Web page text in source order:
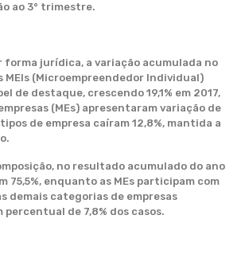
ao 3° trimestre.
forma jurídica, a variação acumulada no
MEIs (Microempreendedor Individual)
de destaque, crescendo 19,1% em 2017,
(MEs) apresentaram variação de
de empresa caíram 12,8%, mantida a
no resultado acumulado do ano
75,5%, enquanto as MEs participam com
demais categorias de empresas
percentual de 7,8% dos casos.